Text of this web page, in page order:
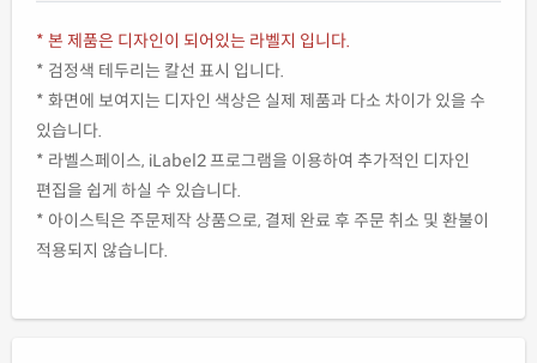
* 본 제품은 디자인이 되어있는 라벨지 입니다.
* 검정색 테두리는 칼선 표시 입니다.
* 화면에 보여지는 디자인 색상은 실제 제품과 다소 차이가 있을 수
있습니다.
* 라벨스페이스, iLabel2 프로그램을 이용하여 추가적인 디자인
편집을 쉽게 하실 수 있습니다.
* 아이스틱은 주문제작 상품으로, 결제 완료 후 주문 취소 및 환불이
적용되지 않습니다.